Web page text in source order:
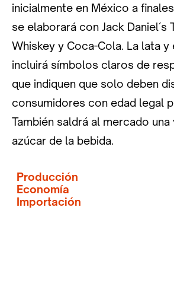
inicialmente en México a
se elaborará con Jack Daniel´s
Whiskey y Coca-Cola. La lata y
incluirá símbolos claros de
que indiquen que solo deben
consumidores con edad legal
También saldrá al mercado una
azúcar de la bebida.
Producción
Economía
Importación